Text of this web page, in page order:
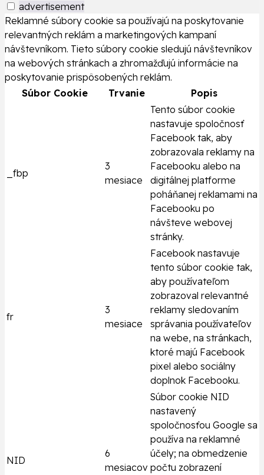
advertisement
Reklamné súbory cookie sa používajú na poskytovanie
relevantných reklám a marketingových kampaní
návštevníkom. Tieto súbory cookie sledujú návštevníkov
na webových stránkach a zhromažďujú informácie na
poskytovanie prispôsobených reklám.
Súbor Cookie
Trvanie Popis
_fbp
3
mesiace
Tento súbor cookie
nastavuje spoločnosť
Facebook tak, aby
zobrazovala reklamy na
Facebooku alebo na
digitálnej platforme
poháňanej reklamami na
Facebooku po
návšteve webovej
stránky.
fr
3
mesiace
Facebook nastavuje
tento súbor cookie tak,
aby používateľom
zobrazoval relevantné
reklamy sledovaním
správania používateľov
na webe, na stránkach,
ktoré majú Facebook
pixel alebo sociálny
doplnok Facebooku.
NID
6
mesiacov
Súbor cookie NID
nastavený
spoločnosťou Google sa
používa na reklamné
účely; na obmedzenie
počtu zobrazení